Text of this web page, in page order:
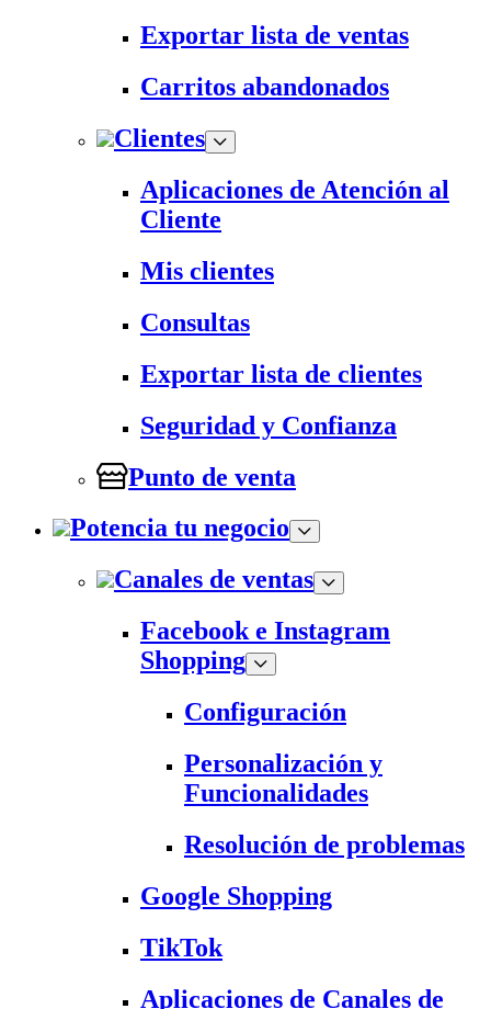
Exportar lista de ventas
Carritos abandonados
Clientes
Aplicaciones de Atención al
Cliente
Mis clientes
Consultas
Exportar lista de clientes
Seguridad y Confianza
Punto de venta
Potencia tu negocio
Canales de ventas
Facebook e Instagram
Shopping
Configuración
Personalización y
Funcionalidades
Resolución de problemas
Google Shopping
TikTok
Aplicaciones de Canales de